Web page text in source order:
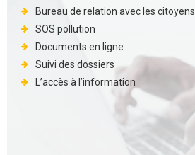
Bureau de relation avec les citoyens
SOS pollution
Documents en ligne
Suivi des dossiers
L’accès à l’information